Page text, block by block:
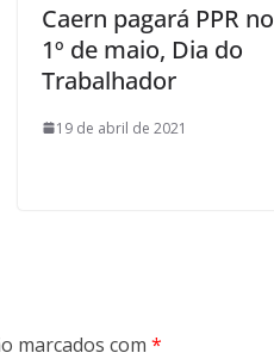
Caern pagará PPR no
1º de maio, Dia do
Trabalhador
19 de abril de 2021
marcados com *